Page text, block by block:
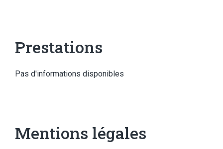
Prestations
Pas d'informations disponibles
Mentions légales